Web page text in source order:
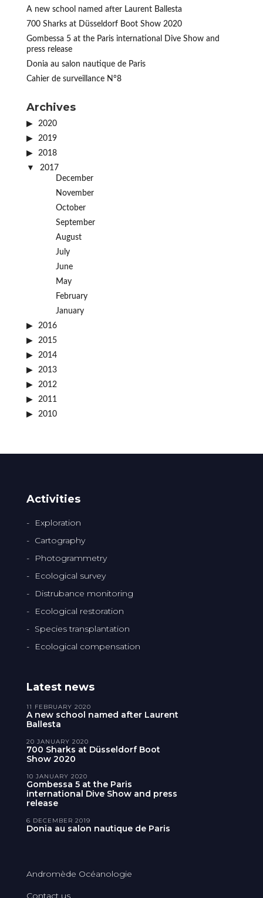
A new school named after Laurent Ballesta
700 Sharks at Düsseldorf Boot Show 2020
Gombessa 5 at the Paris international Dive Show and
press release
Donia au salon nautique de Paris
Cahier de surveillance N°8
Archives
2020
2019
2018
2017
December
November
October
September
August
July
June
May
February
January
2016
2015
2014
2013
2012
2011
2010
Activities
Exploration
Cartography
Photogrammetry
Ecological survey
Distrubance monitoring
Ecological restoration
Species transplantation
Ecological compensation
Latest news
A new school named after Laurent
Ballesta
11 FEBRUARY 2020
700 Sharks at Düsseldorf Boot
Show 2020
20 JANUARY 2020
Gombessa 5 at the Paris
international Dive Show and press
release
10 JANUARY 2020
Donia au salon nautique de Paris
6 DECEMBER 2019
Andromède Océanologie